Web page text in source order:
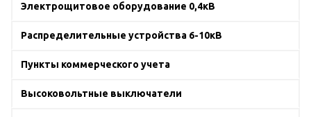
Электрощитовое оборудование 0,4кВ
Распределительные устройства 6-10кВ
Пункты коммерческого учета
Высоковольтные выключатели